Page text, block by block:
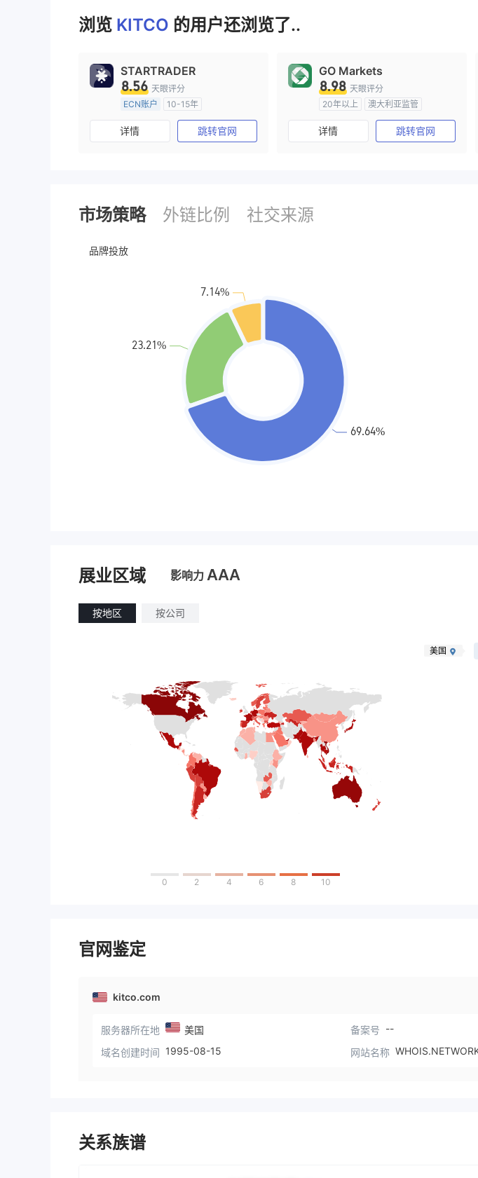
浏览 KITCO 的用户还浏览了..
STARTRADER
8.56 天眼评分
ECN账户
10-15年
澳大利亚监管
全牌照 (MM)
主标MT4
详情 跳转官网
GO Markets
8.98 天眼评分
20年以上
澳大利亚监管
全牌照 (MM)
cTrader
详情 跳转官网
市场策略 外链比例 社交来源
展业区域 影响力 AAA
按地区 按公司
0 2 4 6 8 10
美国
官网鉴定
kitco.com
服务器所在地 美国 备案号 --
域名创建时间 1995-08-15 网站名称
关系族谱